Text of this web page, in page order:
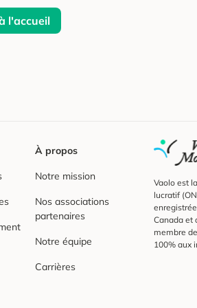
l'accueil
À propos
Notre mission
Nos associations
partenaires
Notre équipe
Carrières
Vaolo est
lucratif
Canada et
membre de
100% aux